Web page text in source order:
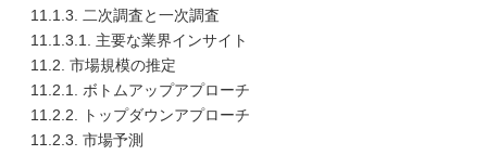
11.1.3. 二次調査と一次調査
11.1.3.1. 主要な業界インサイト
11.2. 市場規模の推定
11.2.1. ボトムアップアプローチ
11.2.2. トップダウンアプローチ
11.2.3. 市場予測